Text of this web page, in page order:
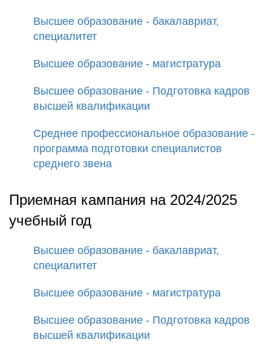
Высшее образование - бакалавриат,
специалитет
Высшее образование - магистратура
Высшее образование - Подготовка кадров
высшей квалификации
Среднее профессиональное образование -
программа подготовки специалистов
среднего звена
Приемная кампания на 2024/2025
учебный год
Высшее образование - бакалавриат,
специалитет
Высшее образование - магистратура
Высшее образование - Подготовка кадров
высшей квалификации